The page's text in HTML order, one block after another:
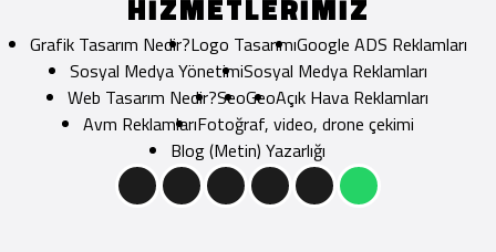
HİZMETLERİMİZ
Grafik Tasarım Nedir?Logo TasarımıGoogle ADS Reklamları
Sosyal Medya YönetimiSosyal Medya Reklamları
Web Tasarım Nedir?SeoGeoAçık Hava Reklamları
Avm ReklamlarıFotoğraf, video, drone çekimi
Blog (Metin) Yazarlığı